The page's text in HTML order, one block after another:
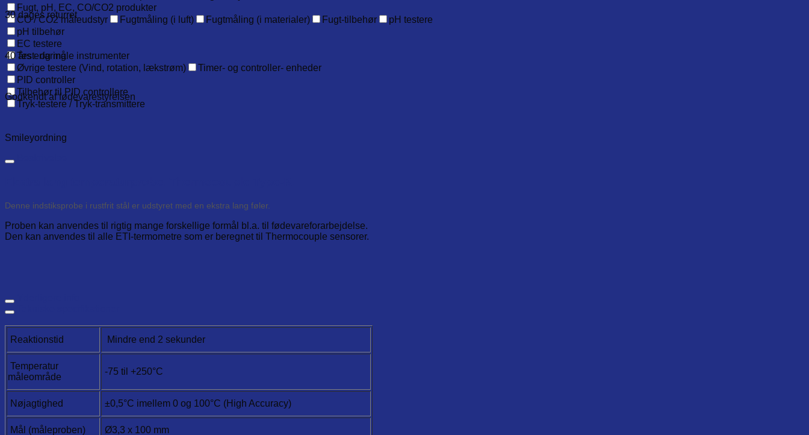
Fugt, pH, EC, CO/CO2 produkter
CO / CO2 måleudstyr
Fugtmåling (i luft) Fugtmåling (i materialer) Fugt-tilbehør
pH testere
pH tilbehør
EC testere
Test- og måle instrumenter
Øvrige testere (Vind, rotation, lækstrøm)
Timer- og controller- enheder
PID controller
Tilbehør til PID controllere
Tryk-testere / Tryk-transmittere
30 dages returret
40 års erfaring
Godkendt af fødevarestyrelsen
Smileyordning
Denne indstiksprobe i rustfrit stål er udstyret med en ekstra lang føler.
Proben kan anvendes til rigtig mange forskellige formål bl.a. til fødevareforarbejdelse.
Den kan anvendes til alle ETI-termometre som er beregnet til Thermocouple sensorer.
Reaktionstid Mindre end 2 sekunder
Temperatur
måleområde
-75 til +250°C
Nøjagtighed ±0,5°C imellem 0 og 100°C (High Accuracy)
Mål (måleproben) Ø3,3 x 100 mm